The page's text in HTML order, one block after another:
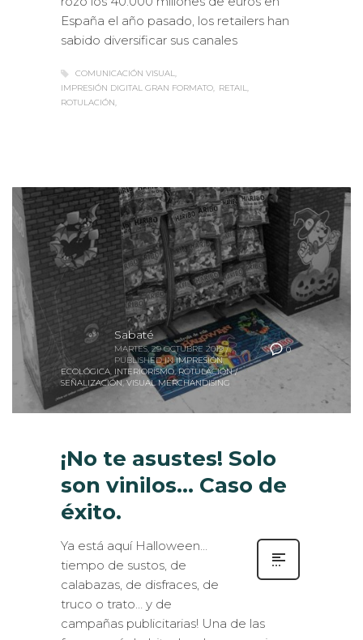
España el año pasado, los retailers han
sabido diversificar sus canales
IMPRESIÓN DIGITAL GRAN FORMATO
ROTULACIÓN
0
Sabaté
MARTES, 29 OCTUBRE 2019 /
PUBLISHED IN IMPRESIÓN
ECOLÓGICA
INTERIORISMO,ROTULACIÓN /
SEÑALIZACIÓN,VISUAL MERCHANDISING
¡No te asustes! Solo
son vinilos… Caso de
éxito.
tiempo de sustos, de
calabazas, de disfraces, de
truco o trato… y de
campañas publicitarias! Una de las
formas más habituales de promocionar